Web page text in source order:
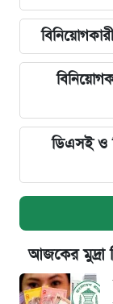
ডিএসই ও
আজকের মুদ্রা